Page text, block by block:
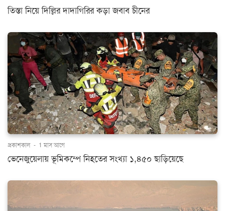
তিস্তা নিয়ে দিল্লির দাদাগিরির কড়া জবাব চীনের
প্রকাশকাল - 1 মাস আগে
ভেনেজুয়েলায় ভূমিকম্পে নিহতের সংখ্যা ১,৪৫০ ছাড়িয়েছে